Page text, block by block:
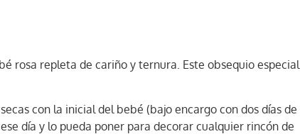
rosa repleta de cariño y ternura. Este obsequio especial
con la inicial del bebé (bajo encargo con dos días de
día y lo pueda poner para decorar cualquier rincón de